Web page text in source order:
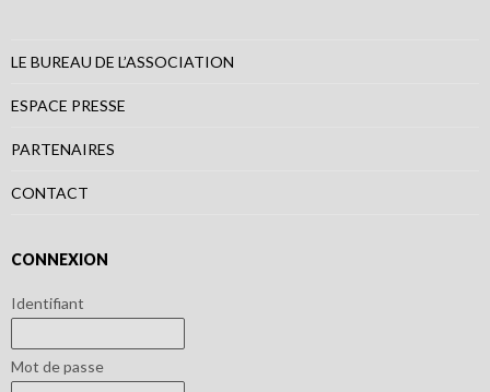
LE BUREAU DE L’ASSOCIATION
ESPACE PRESSE
PARTENAIRES
CONTACT
CONNEXION
Identifiant
Mot de passe